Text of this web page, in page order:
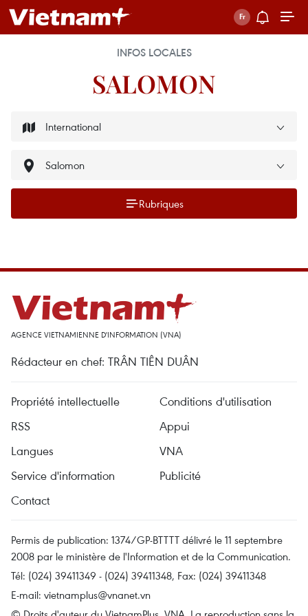
INFOS LOCALES
SALOMON
Rubriques
AGENCE VIETNAMIENNE D'INFORMATION (VNA)
Rédacteur en chef: TRÂN TIÊN DUÂN
Propriété intellectuelle
Conditions d'utilisation
RSS
Appui
Langues
VNA
Service d'information
Publicité
Contact
Permis de publication: 1374/GP-BTTTT délivré le 11 septembre
2008 par le ministère de l'Information et de la Communication.
Tél: (024) 39411349 - (024) 39411348, Fax: (024) 39411348
E-mail: vietnamplus@vnanet.vn